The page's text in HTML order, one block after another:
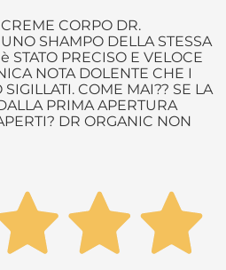
CORPO DR.
SHAMPO DELLA STESSA
STATO PRECISO E VELOCE
NOTA DOLENTE CHE I
COME MAI?? SE LA
PRIMA APERTURA
DR ORGANIC NON